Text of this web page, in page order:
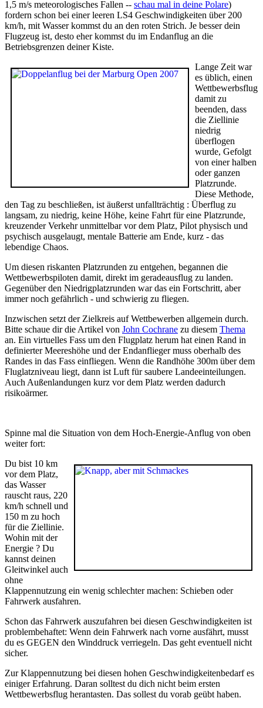
1,5 m/s meteorologisches Fallen -- schau mal in deine Polare)
fordern schon bei einer leeren LS4 Geschwindigkeiten über 200
km/h, mit Wasser kommst du an den roten Strich. Je besser dein
Flugzeug ist, desto eher kommst du im Endanflug an die
Betriebsgrenzen deiner Kiste.
Lange Zeit war
es üblich, einen
Wettbewerbsflug
damit zu
beenden, dass
die Ziellinie
niedrig
überflogen
wurde, Gefolgt
von einer halben
oder ganzen
Platzrunde.
Diese Methode,
den Tag zu beschließen, ist äußerst unfallträchtig : Überflug zu
langsam, zu niedrig, keine Höhe, keine Fahrt für eine Platzrunde,
kreuzender Verkehr unmittelbar vor dem Platz, Pilot physisch und
psychisch ausgelaugt, mentale Batterie am Ende, kurz - das
lebendige Chaos.
Um diesen riskanten Platzrunden zu entgehen, begannen die
Wettbewerbspiloten damit, direkt im geradeausflug zu landen.
Gegenüber den Niedrigplatzrunden war das ein Fortschritt, aber
immer noch gefährlich - und schwierig zu fliegen.
Inzwischen setzt der Zielkreis auf Wettbewerben allgemein durch.
Bitte schaue dir die Artikel von John Cochrane zu diesem Thema
an. Ein virtuelles Fass um den Flugplatz herum hat einen Rand in
definierter Meereshöhe und der Endanflieger muss oberhalb des
Randes in das Fass einfliegen. Wenn die Randhöhe 300m über dem
Fluglatzniveau liegt, dann ist Luft für saubere Landeeinteilungen.
Auch Außenlandungen kurz vor dem Platz werden dadurch
risikoärmer.
Spinne mal die Situation von dem Hoch-Energie-Anflug von oben
weiter fort:
Du bist 10 km
vor dem Platz,
das Wasser
rauscht raus, 220
km/h schnell und
150 m zu hoch
für die Ziellinie.
Wohin mit der
Energie ? Du
kannst deinen
Gleitwinkel auch
ohne
Klappennutzung ein wenig schlechter machen: Schieben oder
Fahrwerk ausfahren.
Schon das Fahrwerk auszufahren bei diesen Geschwindigkeiten ist
problembehaftet: Wenn dein Fahrwerk nach vorne ausfährt, musst
du es GEGEN den Winddruck verriegeln. Das geht eventuell nicht
sicher.
Zur Klappennutzung bei diesen hohen Geschwindigkeitenbedarf es
einiger Erfahrung. Daran solltest du dich nicht beim ersten
Wettbewerbsflug herantasten. Das sollest du vorab geübt haben.